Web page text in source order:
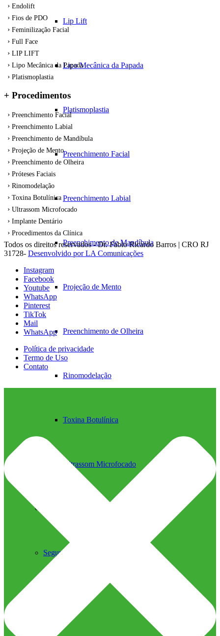
Lip Lift
Lipo Mecânica da Papada
Platismoplastia
Preenchimento Facial
Preenchimento Labial
Preenchimento de Mandíbula
Projeção de Mento
Preenchimento de Olheira
Rinomodelação
Toxina Botulínica
Ultrassom Microfocado
Segurança na Harmonização
Endolift
Fios de PDO
Feminilização Facial
Full Face
LIP LIFT
Lipo Mecânica da Papada
Platismoplastia
+ Procedimentos
Preenchimento Facial
Preenchimento Labial
Preenchimento de Mandíbula
Projeção de Mento
Preenchimento de Olheira
Próteses Faciais
Rinomodelação
Toxina Botulínica
Ultrassom Microfocado
Implante Dentário
Procedimentos da Clínica
Todos os direitos reservados - Dr. Fabio Ricardo Barros | CRO RJ
31728- Desenvolvido por LA Comunicações
Instagram
Facebook
Youtube
WhatsApp
Pinterest
TikTok
Mail
WhatsApp
Política de privacidade
Termo de Uso
Contato